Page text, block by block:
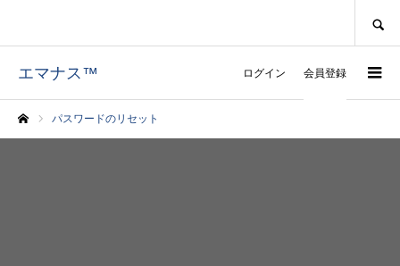
エマナス™ ログイン 会員登録
パスワードのリセット